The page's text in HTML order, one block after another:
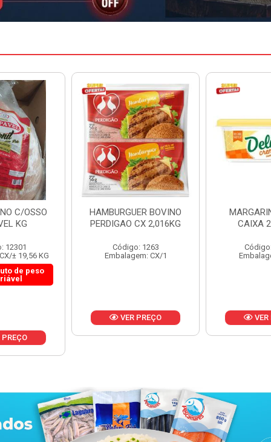
BOVINO
2,016KG
1263
CX/1
MARGARINA DELINE
CAIXA 24X250G
Código: 12886
Embalagem: CX/1
VER PREÇO
CAIXA
VER